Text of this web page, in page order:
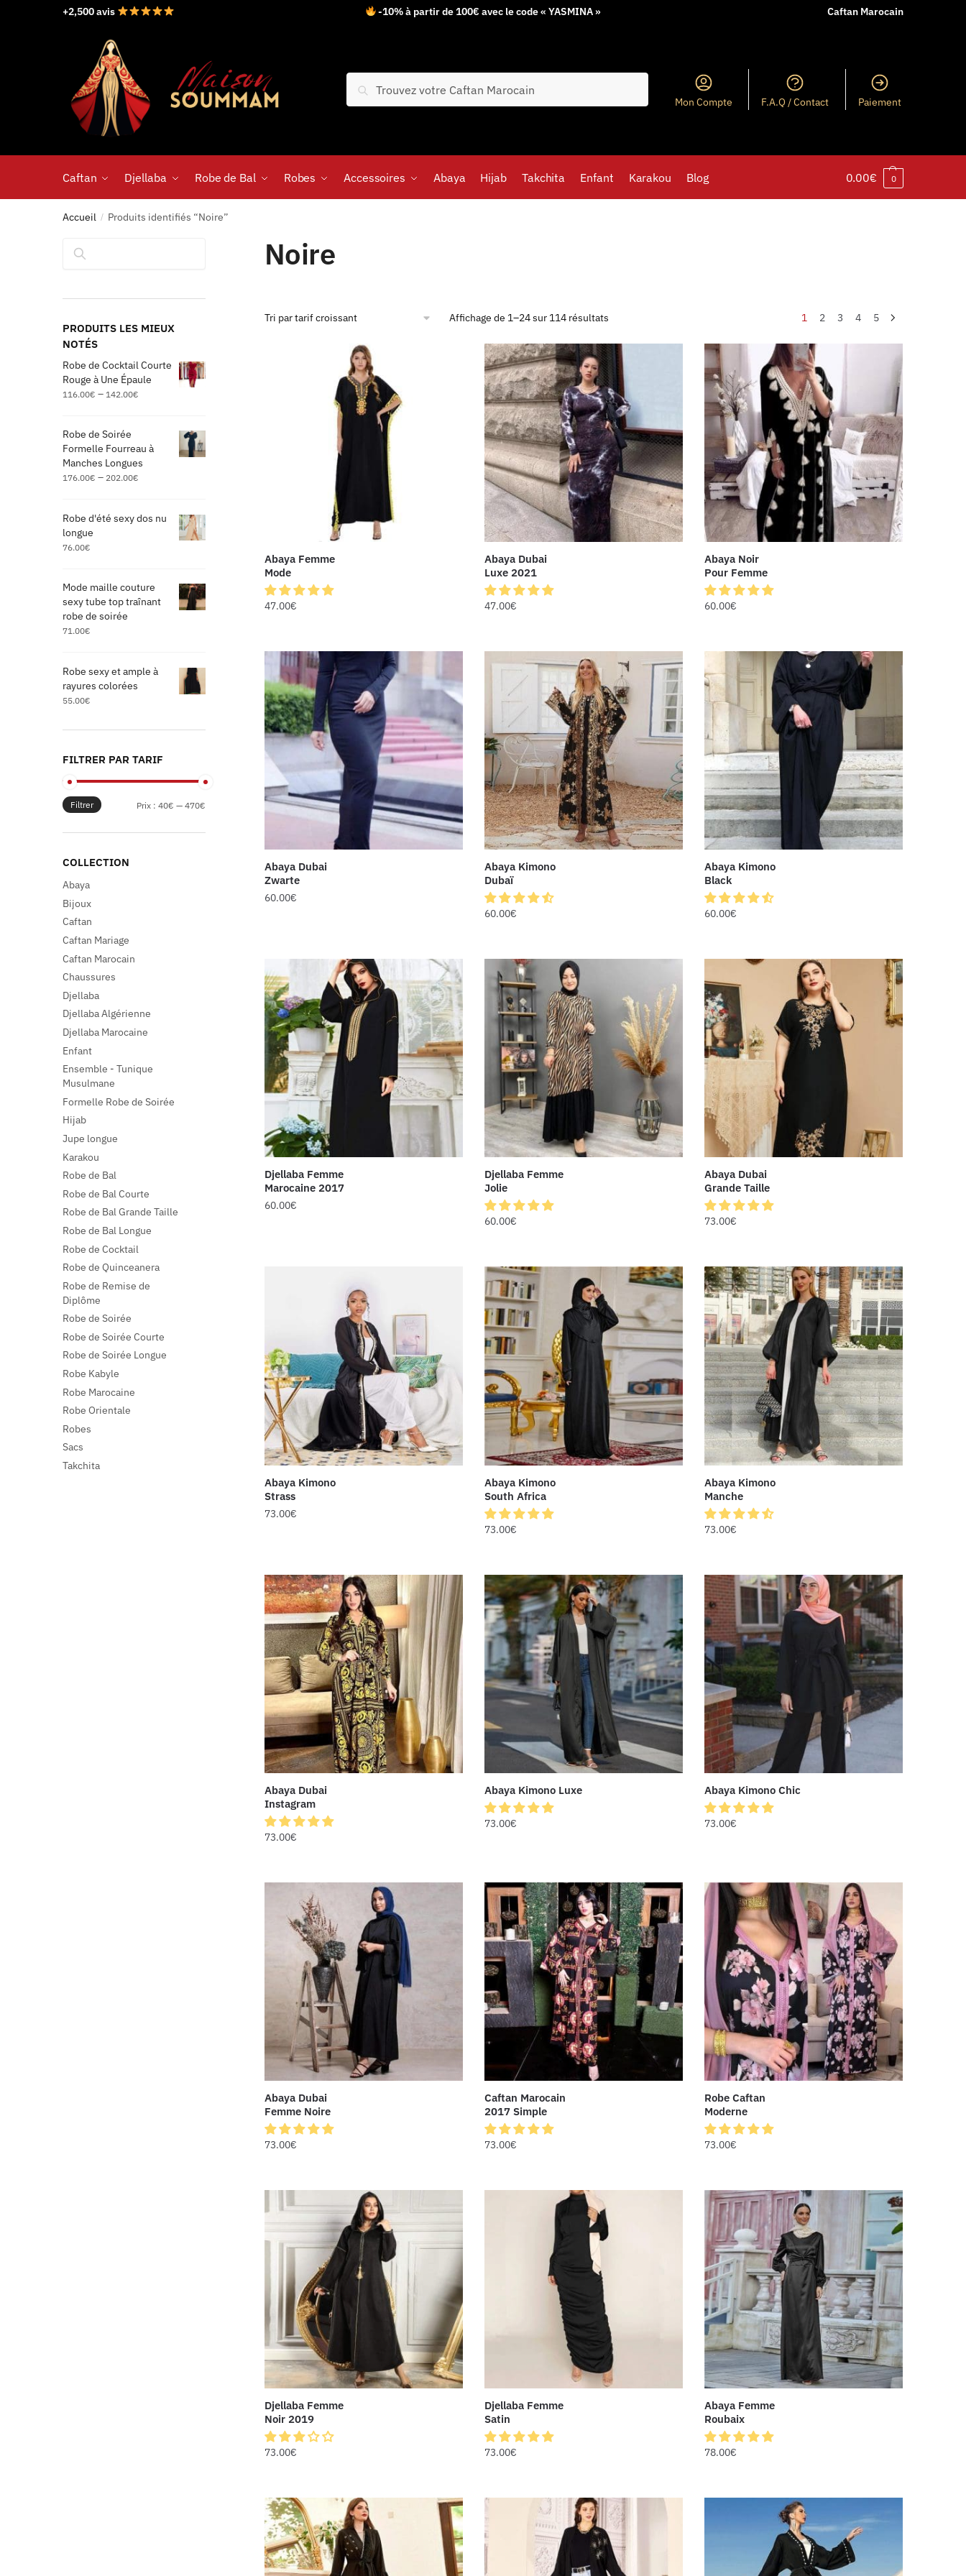
+2,500 avis -10% à partir de 100€ avec le code « YASMINA » Caftan Marocain
Recherche
Mon Compte F.A.Q / Contact Paiement
Caftan Djellaba Robe de Bal Robes Accessoires Abaya Hijab Takchita Enfant Karakou Blog 0.00€ 0
Accueil / Produits identifiés “Noire”
Noire
Affichage de 1–24 sur 114 résultats 1 2 3 4 5
Abaya Femme
Mode
47.00€
Abaya Dubai
Luxe 2021
47.00€
Abaya Noir
Pour Femme
60.00€
Abaya Dubai
Zwarte
60.00€
Abaya Kimono
Dubaï
60.00€
Abaya Kimono
Black
60.00€
Djellaba Femme
Marocaine 2017
60.00€
Djellaba Femme
Jolie
60.00€
Abaya Dubai
Grande Taille
73.00€
Abaya Kimono
Strass
73.00€
Abaya Kimono
South Africa
73.00€
Abaya Kimono
Manche
73.00€
Abaya Dubai
Instagram
73.00€
Abaya Kimono Luxe
73.00€
Abaya Kimono Chic
73.00€
Abaya Dubai
Femme Noire
73.00€
Caftan Marocain
2017 Simple
73.00€
Robe Caftan
Moderne
73.00€
Djellaba Femme
Noir 2019
73.00€
Djellaba Femme
Satin
73.00€
Abaya Femme
Roubaix
78.00€
PRODUITS LES MIEUX
NOTÉS
Robe de Cocktail Courte
Rouge à Une Épaule
116.00€ – 142.00€
Robe de Soirée
Formelle Fourreau à
Manches Longues
176.00€ – 202.00€
Robe d'été sexy dos nu
longue
76.00€
Mode maille couture
sexy tube top traînant
robe de soirée
71.00€
Robe sexy et ample à
rayures colorées
55.00€
FILTRER PAR TARIF
Filtrer Prix : 40€ — 470€
COLLECTION
Abaya
Bijoux
Caftan
Caftan Mariage
Caftan Marocain
Chaussures
Djellaba
Djellaba Algérienne
Djellaba Marocaine
Enfant
Ensemble - Tunique
Musulmane
Formelle Robe de Soirée
Hijab
Jupe longue
Karakou
Robe de Bal
Robe de Bal Courte
Robe de Bal Grande Taille
Robe de Bal Longue
Robe de Cocktail
Robe de Quinceanera
Robe de Remise de
Diplôme
Robe de Soirée
Robe de Soirée Courte
Robe de Soirée Longue
Robe Kabyle
Robe Marocaine
Robe Orientale
Robes
Sacs
Takchita